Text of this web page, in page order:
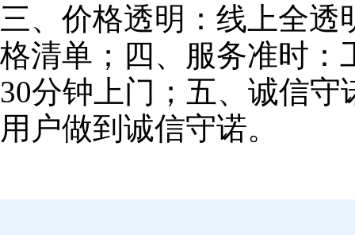
三、价格透明：线上全
格清单；四、服务准时：
30分钟上门；五、诚信
用户做到诚信守诺。